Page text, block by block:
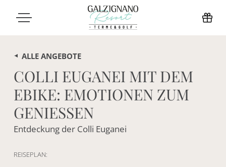
ALLE ANGEBOTE
COLLI EUGANEI MIT DEM
EBIKE: EMOTIONEN ZUM
GENIESSEN
Entdeckung der Colli Euganei
REISEPLAN: